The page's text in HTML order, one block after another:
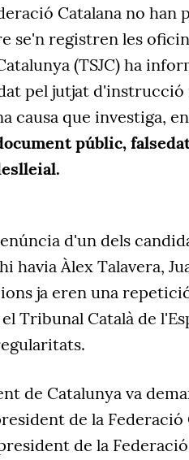
Catalana no han
se'n registren les
(TSJC) ha
pel jutjat d'instrucció
causa que investiga,
públic,
d'un dels
havia Àlex Talavera,
ja eren una
Tribunal Català de
de Catalunya va
de la Federació
de la